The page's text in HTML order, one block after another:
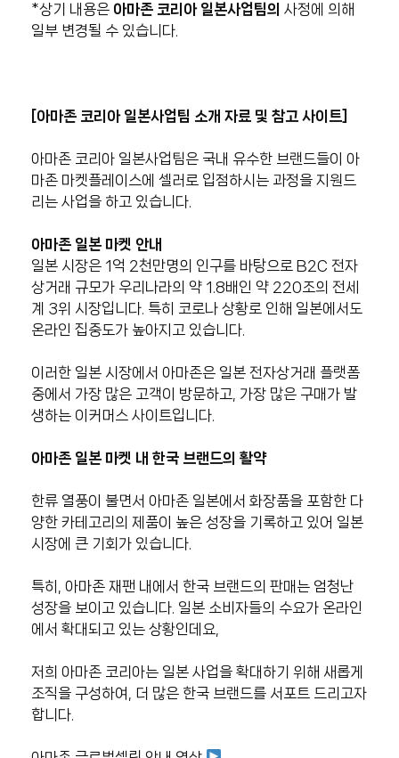
*상기 내용은 아마존 코리아 일본사업팀의 사정에 의해
일부 변경될 수 있습니다.
[아마존 코리아 일본사업팀 소개 자료 및 참고 사이트]
아마존 코리아 일본사업팀은 국내 유수한 브랜드들이 아
마존 마켓플레이스에 셀러로 입점하시는 과정을 지원드
리는 사업을 하고 있습니다.
아마존 일본 마켓 안내
일본 시장은 1억 2천만명의 인구를 바탕으로 B2C 전자
상거래 규모가 우리나라의 약 1.8배인 약 220조의 전세
계 3위 시장입니다. 특히 코로나 상황로 인해 일본에서도
온라인 집중도가 높아지고 있습니다.
이러한 일본 시장에서 아마존은 일본 전자상거래 플랫폼
중에서 가장 많은 고객이 방문하고, 가장 많은 구매가 발
생하는 이커머스 사이트입니다.
아마존 일본 마켓 내 한국 브랜드의 활약
한류 열풍이 불면서 아마존 일본에서 화장품을 포함한 다
양한 카테고리의 제품이 높은 성장을 기록하고 있어 일본
시장에 큰 기회가 있습니다.
특히, 아마존 재팬 내에서 한국 브랜드의 판매는 엄청난
성장을 보이고 있습니다. 일본 소비자들의 수요가 온라인
에서 확대되고 있는 상황인데요,
저희 아마존 코리아는 일본 사업을 확대하기 위해 새롭게
조직을 구성하여, 더 많은 한국 브랜드를 서포트 드리고자
합니다.